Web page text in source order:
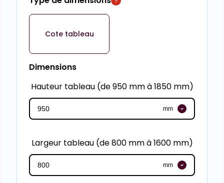
Cote tableau
Dimensions
Hauteur tableau (de 950 mm à 1850 mm)
mm
Largeur tableau (de 800 mm à 1600 mm)
mm